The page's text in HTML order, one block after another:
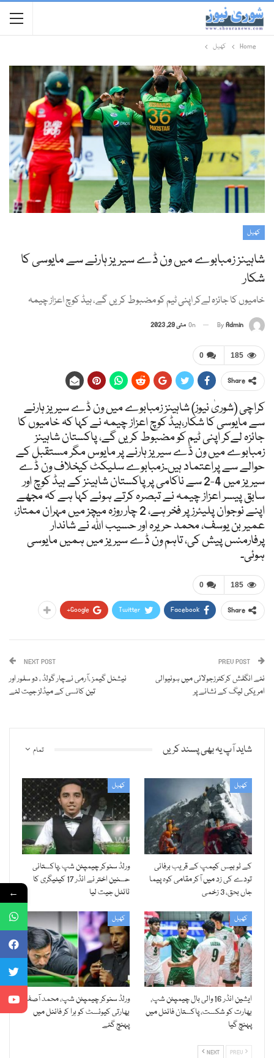
Home کھیل
کھیل
شاہینز زمبابوے میں ون ڈے سیریز ہارنے سے مایوسی کا
شکار
خامیوں کا جائزہ لےکر اپنی ٹیم کو مضبوط کریں گے، ہیڈ کوچ اعزاز چیمہ
ByAdmin
On مئی 29, 2023
0 185
Share
کراچی (شوریٰ نیوز) شاہینز زمبابوے میں ون ڈے سیریز ہارنے
سے مایوسی کا شکار،ہیڈ کوچ اعزاز چیمہ نے کہا کہ خامیوں کا
جائزہ لےکر اپنی ٹیم کو مضبوط کریں گے، پاکستان شاہینز
زمبابوے میں ون ڈے سیریز ہارنے پر مایوس مگر مستقبل کے
حوالے سے پراعتماد ہیں۔زمبابوے سلیکٹ کیخلاف ون ڈے
سیریز میں 4-2 سے ناکامی پر پاکستان شاہینز کے ہیڈ کوچ اور
سابق پیسر اعزاز چیمہ نے تبصرہ کرتے ہوئے کہا ہے کہ مجھے
اپنے نوجوان پلیئرز پر فخر ہے، 2 چار روزہ میچز میں مہران ممتاز،
عمیر بن یوسف، محمد حریرہ اور حسیب اللہ نے شاندار
پرفارمنس پیش کی، تاہم ون ڈے سیریز میں ہمیں مایوسی
ہوئی۔
0 185
Share
Facebook
Twitter
Google+
نئے انگلش کرکٹرزجولائی میں ہونیوالی
امریکی لیگ کے نشانے پر
NEXT POST
نیشنل گیمز ،آرمی نےچار گولڈ ، دو سلور اور
تین کانسی کے میڈلز جیت لئے
تمام شاید آپ یہ بھی پسند کریں
کھیل
کے ٹو بیس کیمپ کے قریب برفانی
تودے کی زد میں آکر مقامی کوہ پیما
جاں بحق، 3 زخمی
کھیل
ورلڈ سنوکر چیمپئن شپ ،پاکستانی
حسنین اختر نے انڈر 17 کیٹیگری کا
ٹائٹل جیت لیا
کھیل
ایشین انڈر 16 والی بال چیمپئن شپ,
بھارت کو شکست، پاکستان فائنل میں
پہنچ گیا
کھیل
ورلڈ سنوکر چیمپئن شپ، محمد آصف
بھارتی کیوئسٹ کو ہرا کر فائنل میں
پہنچ گئے
NEXT
←